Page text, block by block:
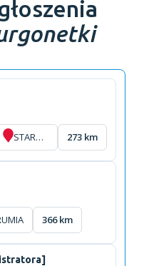
STARZYNY 273 km
366 km